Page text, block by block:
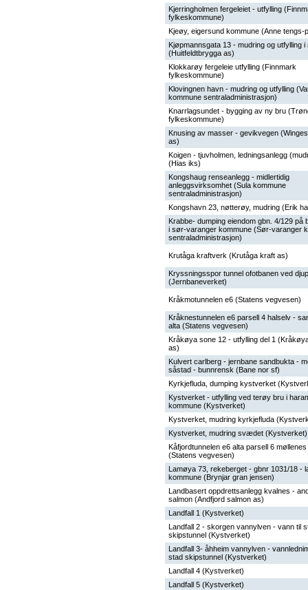
Kjerringholmen fergeleiet - utfylling
fylkeskommune)
Kjeøy, eigersund kommune (Anne tengs-
Kjøpmannsgata 13 - mudring og utfylling i
(Huitfeldtbrygga as)
Klokkarøy fergeleie utfylling (Finnmark
fylkeskommune)
Klovingnen havn - mudring og utfylling
kommune sentraladministrasjon)
Knarrlagsundet - bygging av ny bru
fylkeskommune)
Knusing av masser - gevikvegen
as)
Koigen - tjuvholmen, ledningsanlegg
(Hias iks)
Kongshaug renseanlegg - midlertidig
anleggsvirksomhet (Sula kommune
sentraladministrasjon)
Kongshavn 23, nøtterøy, mudring (Erik
Krabbe- dumping eiendom gbn. 4/129 på
i sør-varanger kommune (Sør-varanger
sentraladministrasjon)
Krutåga kraftverk (Krutåga kraft as)
Kryssningsspor tunnel ofotbanen ved
(Jernbaneverket)
Kråkmotunnelen e6 (Statens vegvesen)
Kråknestunnelen e6 parsell 4 halselv -
alta (Statens vegvesen)
Kråkøya sone 12 - utfylling del 1
as)
Kulvert carlberg - jernbane sandbukta -
såstad - bunnrensk (Bane nor sf)
Kyrkjefluda, dumping kystverket
Kystverket - utfylling ved terøy bru i
kommune (Kystverket)
Kystverket, mudring kyrkjefluda
Kystverket, mudring svædet (Kystverket)
Kåfjordtunnelen e6 alta parsell 6
(Statens vegvesen)
Lamøya 73, rekeberget - gbnr 1031/18 -
kommune (Brynjar gran jensen)
Landbasert oppdrettsanlegg kvalnes -
salmon (Andfjord salmon as)
Landfall 1 (Kystverket)
Landfall 2 - skorgen vannylven - vann til
skipstunnel (Kystverket)
Landfall 3- åhheim vannylven -
stad skipstunnel (Kystverket)
Landfall 4 (Kystverket)
Landfall 5 (Kystverket)